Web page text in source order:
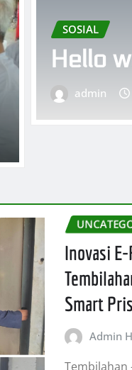
KPU
Inovasi
Smart
Admin
Tembilahan